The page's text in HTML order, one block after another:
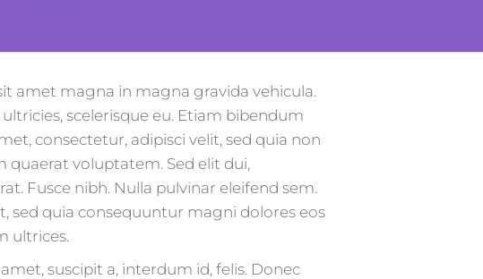
amet magna in magna gravida vehicula.
scelerisque eu. Etiam bibendum
consectetur, adipisci velit, sed quia non
voluptatem. Sed elit dui,
Fusce nibh. Nulla pulvinar eleifend sem.
quia consequuntur magni dolores eos
ultrices.
suscipit a, interdum id, felis. Donec